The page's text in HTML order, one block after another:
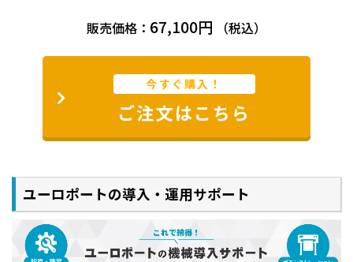
販売価格： 67,100円 （税込）
今すぐ購入！
ご注文はこちら
ユーロポートの導入・運用サポート